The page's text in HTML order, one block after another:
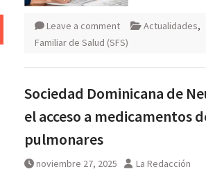
Leave a comment Actualidades,
Familiar de Salud (SFS)
Sociedad Dominicana de
el acceso a medicamentos
pulmonares
noviembre 27, 2025 La Redacción